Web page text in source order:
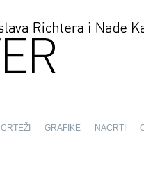
CRTEŽI GRAFIKE NACRTI